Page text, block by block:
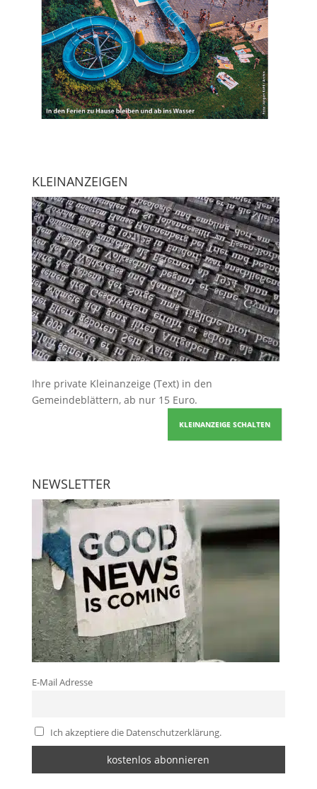
KLEINANZEIGEN
Ihre private Kleinanzeige (Text) in den
Gemeindeblättern, ab nur 15 Euro.
KLEINANZEIGE SCHALTEN
NEWSLETTER
E-Mail Adresse
Ich akzeptiere die Datenschutzerklärung.